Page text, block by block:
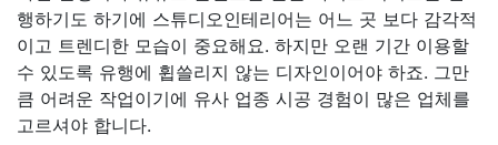
행하기도 하기에 스튜디오인테리어는 어느 곳 보다 감각적
이고 트렌디한 모습이 중요해요. 하지만 오랜 기간 이용할
수 있도록 유행에 휩쓸리지 않는 디자인이어야 하죠. 그만
큼 어려운 작업이기에 유사 업종 시공 경험이 많은 업체를
고르셔야 합니다.